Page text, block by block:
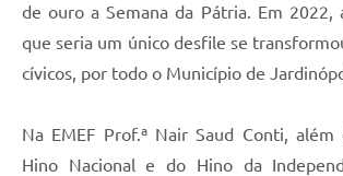
de ouro a Semana da Pátria. Em 2022,
que seria um único desfile se
cívicos, por todo o Município de
Na EMEF Prof.ª Nair Saud Conti, além
Hino Nacional e do Hino da